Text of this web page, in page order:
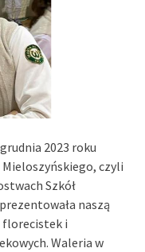
2023 roku
Mieloszyńskiego, czyli
Szkół
naszą
florecistek i
Waleria w